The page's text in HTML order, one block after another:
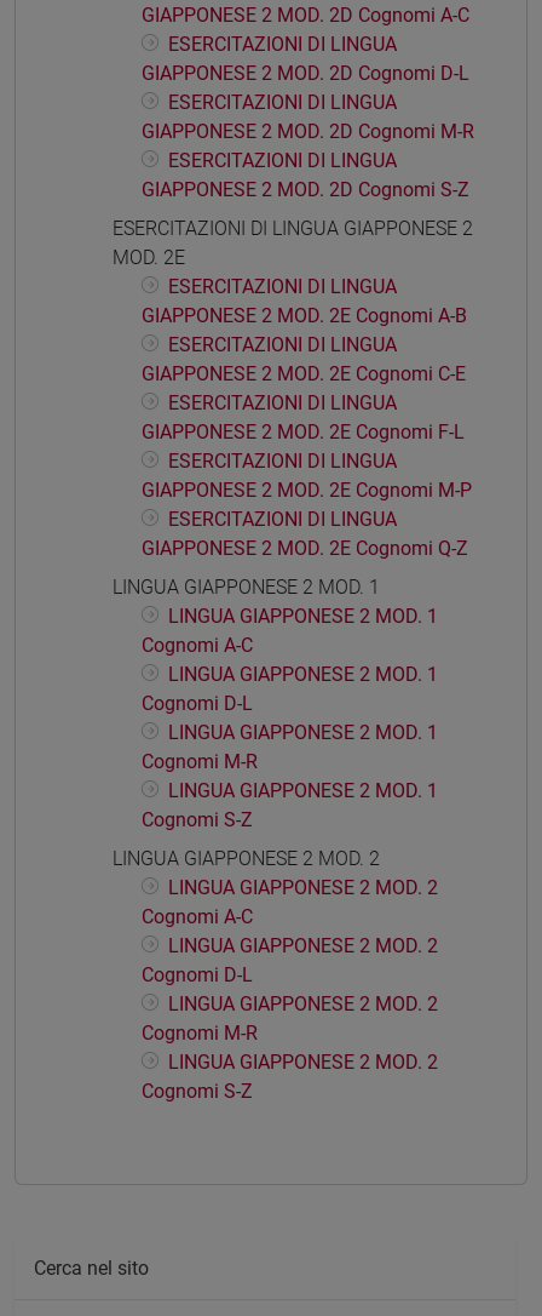
GIAPPONESE 2 MOD. 2D Cognomi A-C
ESERCITAZIONI DI LINGUA
GIAPPONESE 2 MOD. 2D Cognomi D-L
ESERCITAZIONI DI LINGUA
GIAPPONESE 2 MOD. 2D Cognomi M-R
ESERCITAZIONI DI LINGUA
GIAPPONESE 2 MOD. 2D Cognomi S-Z
ESERCITAZIONI DI LINGUA GIAPPONESE 2
MOD. 2E
ESERCITAZIONI DI LINGUA
GIAPPONESE 2 MOD. 2E Cognomi A-B
ESERCITAZIONI DI LINGUA
GIAPPONESE 2 MOD. 2E Cognomi C-E
ESERCITAZIONI DI LINGUA
GIAPPONESE 2 MOD. 2E Cognomi F-L
ESERCITAZIONI DI LINGUA
GIAPPONESE 2 MOD. 2E Cognomi M-P
ESERCITAZIONI DI LINGUA
GIAPPONESE 2 MOD. 2E Cognomi Q-Z
LINGUA GIAPPONESE 2 MOD. 1
LINGUA GIAPPONESE 2 MOD. 1
Cognomi A-C
LINGUA GIAPPONESE 2 MOD. 1
Cognomi D-L
LINGUA GIAPPONESE 2 MOD. 1
Cognomi M-R
LINGUA GIAPPONESE 2 MOD. 1
Cognomi S-Z
LINGUA GIAPPONESE 2 MOD. 2
LINGUA GIAPPONESE 2 MOD. 2
Cognomi A-C
LINGUA GIAPPONESE 2 MOD. 2
Cognomi D-L
LINGUA GIAPPONESE 2 MOD. 2
Cognomi M-R
LINGUA GIAPPONESE 2 MOD. 2
Cognomi S-Z
Cerca nel sito